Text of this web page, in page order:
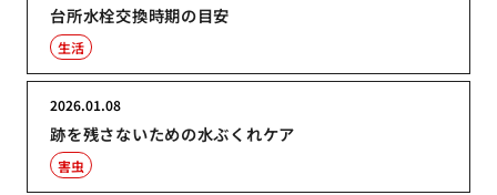
台所水栓交換時期の目安
生活
跡を残さないための水ぶくれケア
2026.01.08
害虫